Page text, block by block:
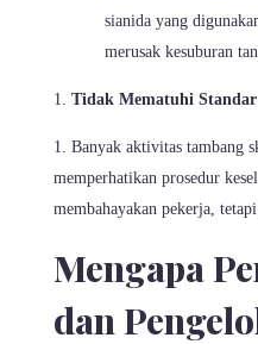
sianida yang
merusak kesuburan
Tidak Mematuhi Standar
Banyak aktivitas tambang
memperhatikan prosedur
membahayakan pekerja,
Mengapa
dan